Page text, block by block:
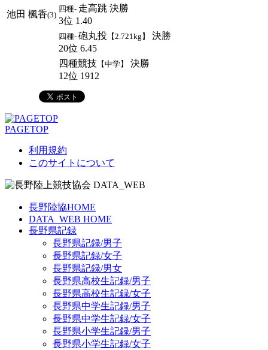
池田 楓香(3)
四種- 走高跳 決勝
3位 1.40
四種- 砲丸投 【2.721kg】
決勝
20位 6.45
四種競技 【中学】
決勝
12位 1912
PAGETOP
利用規約
このサイトについて
長野陸協HOME
DATA_WEB HOME
長野県記録
長野県記録/男子
長野県記録/女子
長野県記録/男女
長野県高校生記録/男子
長野県高校生記録/女子
長野県中学生記録/男子
長野県中学生記録/女子
長野県小学生記録/男子
長野県小学生記録/女子